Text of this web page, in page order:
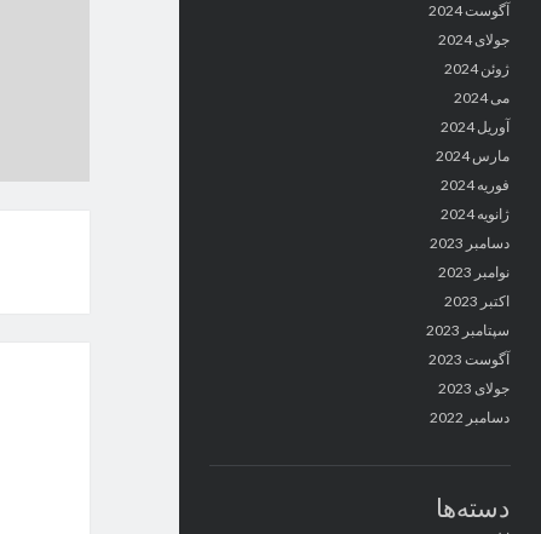
آگوست 2024
جولای 2024
ژوئن 2024
می 2024
آوریل 2024
مارس 2024
فوریه 2024
ژانویه 2024
دسامبر 2023
نوامبر 2023
اکتبر 2023
سپتامبر 2023
آگوست 2023
جولای 2023
دسامبر 2022
دسته‌ها